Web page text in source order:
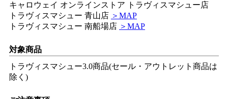
キャロウェイ オンラインストア トラヴィスマシュー店​​
​ トラヴィスマシュー 青山店 ＞MAP
トラヴィスマシュー 南船場店 ＞MAP
対象商品
トラヴィスマシュー3.0商品​(セール・アウトレット商品は
除く)